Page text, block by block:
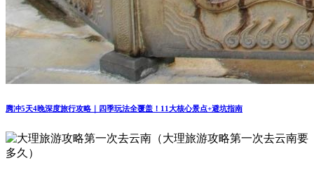
腾冲5天4晚深度旅行攻略｜四季玩法全覆盖！11大核心景点+避坑指南